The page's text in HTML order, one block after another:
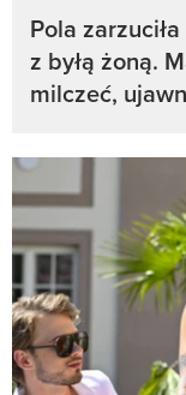
Pola
z byłą żoną.
milczeć,